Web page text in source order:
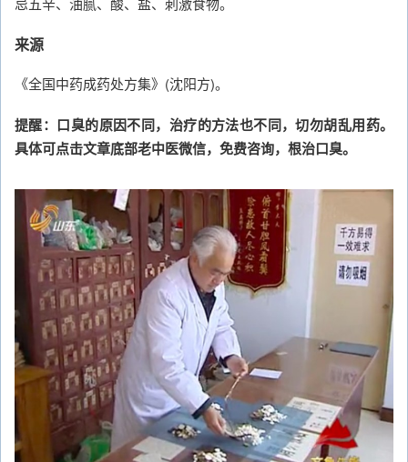
来源
《全国中药成药处方集》(沈阳方)。
提醒：口臭的原因不同，治疗的方法也不同，切勿胡乱用药。
具体可点击文章底部老中医微信，免费咨询，根治口臭。